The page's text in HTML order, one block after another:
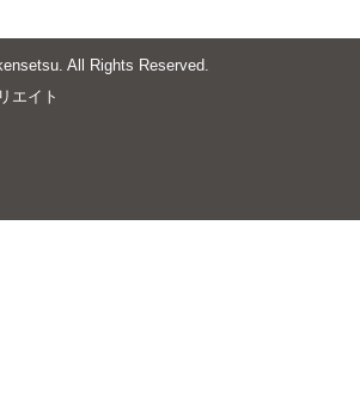
All Rights Reserved.
エイト